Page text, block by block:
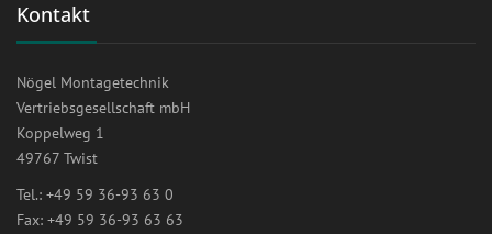
Kontakt
Nögel Montagetechnik
Vertriebsgesellschaft mbH
Koppelweg 1
49767 Twist
Tel.: +49 59 36-93 63 0
Fax: +49 59 36-93 63 63